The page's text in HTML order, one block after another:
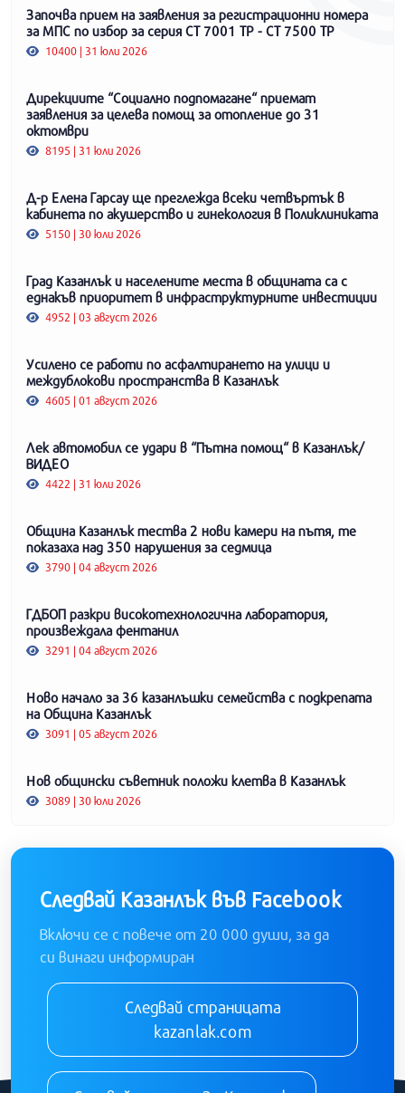
Започва прием на заявления за регистрационни номера
за МПС по избор за серия СТ 7001 ТР - СТ 7500 ТР
10400 | 31 юли 2026
Дирекциите “Социално подпомагане“ приемат
заявления за целева помощ за отопление до 31
октомври
8195 | 31 юли 2026
Д-р Елена Гарсау ще преглежда всеки четвъртък в
кабинета по акушерство и гинекология в Поликлиниката
5150 | 30 юли 2026
Град Казанлък и населените места в общината са с
еднакъв приоритет в инфраструктурните инвестиции
4952 | 03 август 2026
Усилено се работи по асфалтирането на улици и
междублокови пространства в Казанлък
4605 | 01 август 2026
Лек автомобил се удари в “Пътна помощ“ в Казанлък/
ВИДЕО
4422 | 31 юли 2026
Община Казанлък тества 2 нови камери на пътя, те
показаха над 350 нарушения за седмица
3790 | 04 август 2026
ГДБОП разкри високотехнологична лаборатория,
произвеждала фентанил
3291 | 04 август 2026
Ново начало за 36 казанлъшки семейства с подкрепата
на Община Казанлък
3091 | 05 август 2026
Нов общински съветник положи клетва в Казанлък
3089 | 30 юли 2026
Следвай Казанлък във Facebook
Включи се с повече от 20 000 души, за да
си винаги информиран
Следвай страницата
kazanlak.com